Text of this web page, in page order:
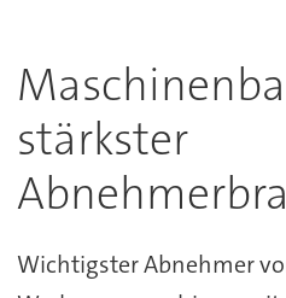
stärkster
Wichtigster Abnehmer